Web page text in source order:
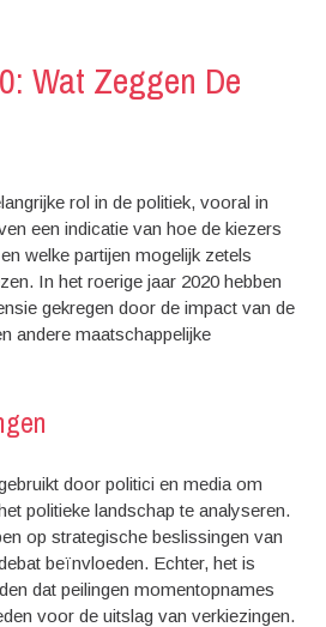
Wat Zeggen De
rol in de politiek, vooral in
een indicatie van hoe de kiezers
welke partijen mogelijk zetels
In het roerige jaar 2020 hebben
gekregen door de impact van de
andere maatschappelijke
door politici en media om
politieke landschap te analyseren.
op strategische beslissingen van
beïnvloeden. Echter, het is
dat peilingen momentopnames
voor de uitslag van verkiezingen.